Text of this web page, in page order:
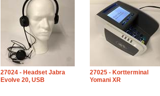
27024 - Headset Jabra
Evolve 20, USB
27025 - Kortterminal
Yomani XR